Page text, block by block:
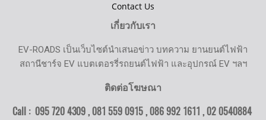
Contact Us
เกี่ยวกับเรา
EV-ROADS เป็นเว็บไซต์นำเสนอข่าว บทความ ยานยนต์ไฟฟ้า
สถานีชาร์จ EV แบตเตอรรี่รถยนต์ไฟฟ้า และอุปกรณ์ EV ฯลฯ
ติดต่อโฆษณา
Call : 095 720 4309 , 081 559 0915 , 086 992 1611 ,02 0540884